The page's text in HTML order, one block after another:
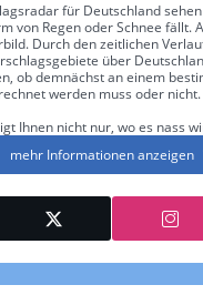
für Deutschland
von Regen oder Schnee fällt.
Durch den zeitlichen
über
ob demnächst an einem
werden muss oder nicht.
Ihnen nicht nur, wo es nass
Diese bezieht sich laut
in l/m² pro
sind wie folgt gegliedert:
bis mäßige Regen- bzw.
pro Stunde. Dunkelblau
bis 35 l/m² pro Stunde. Hier
unwetterartige
mehr Informationen anzeigen